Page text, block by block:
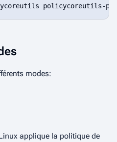
modes:
applique la politique de